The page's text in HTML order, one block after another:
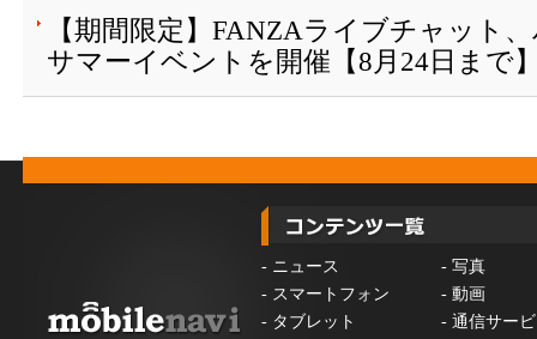
【期間限定】FANZAライブチャット
サマーイベントを開催【8月24日まで
- ニュース - 写真
- スマートフォン - 動画
- タブレット - 通信サー